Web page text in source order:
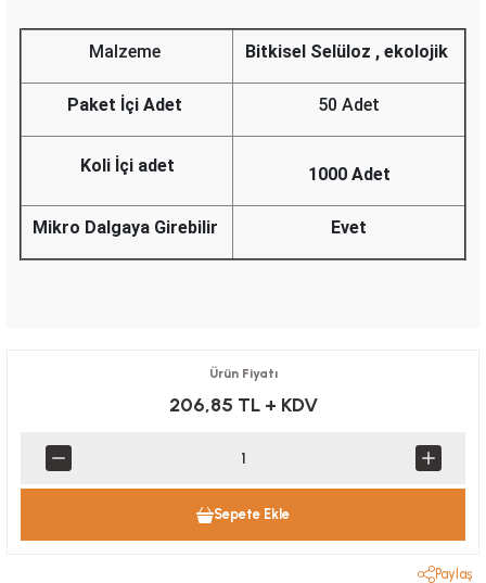
Malzeme Bitkisel Selüloz , ekolojik
Paket İçi Adet 50 Adet
Koli İçi adet 1000 Adet
Mikro Dalgaya Girebilir Evet
Ürün Fiyatı
206,85 TL + KDV
Sepete Ekle
Paylaş